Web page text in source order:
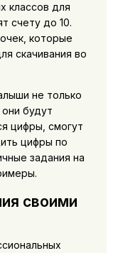
классов для
счету до 10.
которые
скачивания во
не только
будут
цифры, смогут
цифры по
задания на
своими